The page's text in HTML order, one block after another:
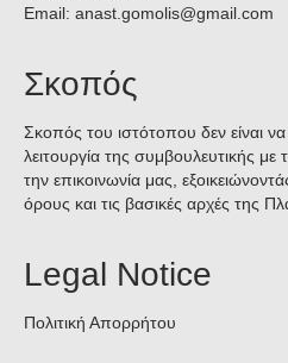
Αυξητική μαστών
Αυξητική –
Σωληνωτοί
Γιγαντομαστία
Ανισομαστία
Υπερτροφία
Email: anast.gomolis@gmail.com
Σκοπός
Σκοπός του ιστότοπου δεν είναι
λειτουργία της συμβουλευτικής με
την επικοινωνία μας,
όρους και τις βασικές αρχές της
Legal Notice
Πολιτική Απορρήτου